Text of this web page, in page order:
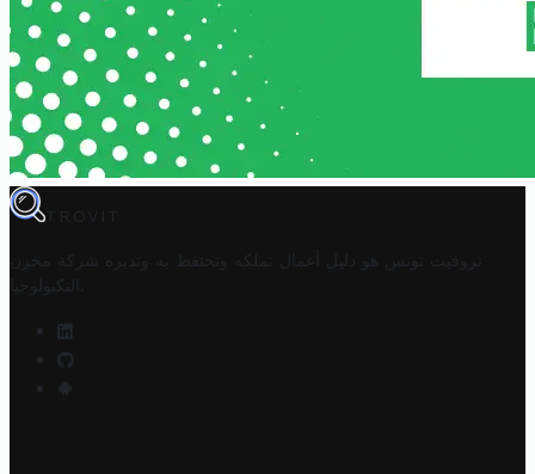
TROVIT
تروفيت تونس هو دليل أعمال تملكه وتحتفظ به وتديره
شركة مخزن
التكنولوجيا